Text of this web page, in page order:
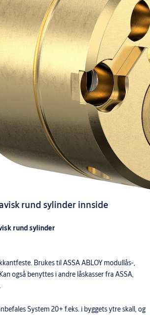
rund sylinder innside
rund sylinder
Brukes til ASSA ABLOY modullås-,
også benyttes i andre låskasser fra ASSA,
System 20+ f.eks. i byggets ytre skall, og